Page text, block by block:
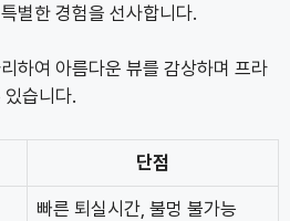
별한 경험을 선사합니다.
하여 아름다운 뷰를 감상하며 프라
습니다.
단점
빠른 퇴실시간, 불멍 불가능